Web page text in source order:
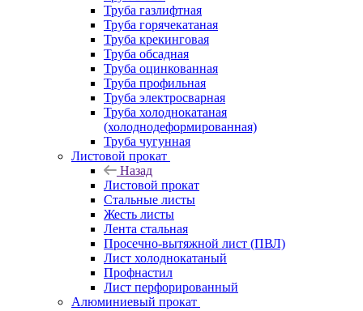
Труба газлифтная
Труба горячекатаная
Труба крекинговая
Труба обсадная
Труба оцинкованная
Труба профильная
Труба электросварная
Труба холоднокатаная
(холоднодеформированная)
Труба чугунная
Листовой прокат
Назад
Листовой прокат
Стальные листы
Жесть листы
Лента стальная
Просечно-вытяжной лист (ПВЛ)
Лист холоднокатаный
Профнастил
Лист перфорированный
Алюминиевый прокат